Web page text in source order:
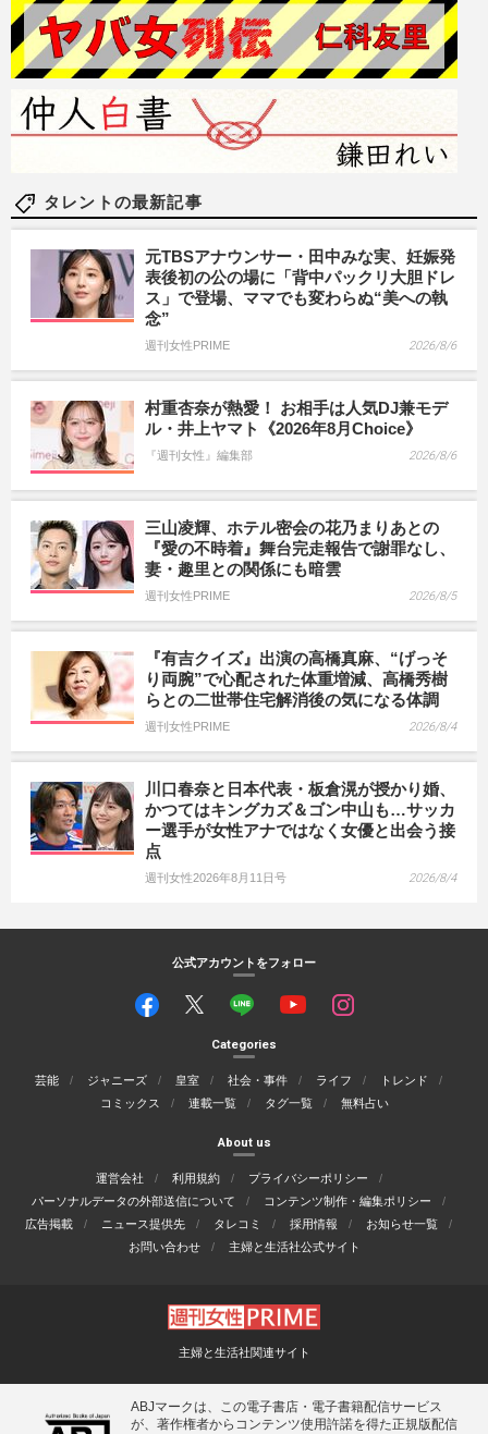
タレントの最新記事
元TBSアナウンサー・田中みな実、妊娠発
表後初の公の場に「背中パックリ大胆ドレ
ス」で登場、ママでも変わらぬ“美への執
念”
週刊女性PRIME 2026/8/6
村重杏奈が熱愛！ お相手は人気DJ兼モデ
ル・井上ヤマト《2026年8月Choice》
『週刊女性』編集部 2026/8/6
三山凌輝、ホテル密会の花乃まりあとの
『愛の不時着』舞台完走報告で謝罪なし、
妻・趣里との関係にも暗雲
週刊女性PRIME 2026/8/5
『有吉クイズ』出演の高橋真麻、“げっそ
り両腕”で心配された体重増減、高橋秀樹
らとの二世帯住宅解消後の気になる体調
週刊女性PRIME 2026/8/4
川口春奈と日本代表・板倉滉が授かり婚、
かつてはキングカズ＆ゴン中山も…サッカ
ー選手が女性アナではなく女優と出会う接
点
週刊女性2026年8月11日号 2026/8/4
公式アカウントをフォロー
Categories
芸能 ジャニーズ 皇室 社会・事件 ライフ
トレンド
コミックス
連載一覧 タグ一覧 無料占い
About us
運営会社 利用規約
プライバシーポリシー
パーソナルデータの外部送信について
コンテンツ制作・編集ポリシー
広告掲載
ニュース提供先 タレコミ 採用情報
お知らせ一覧
お問い合わせ
主婦と生活社公式サイト
主婦と生活社関連サイト
ABJマークは、この電子書店・電子書籍配信サービス
が、著作権者からコンテンツ使用許諾を得た正規版配信